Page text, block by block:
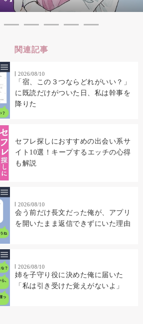
関連記事
2026/08/10
「宿、この３つならどれがいい？」
に既読だけがついた日、私は幹事を
降りた
セフレ探しにおすすめの出会い系サ
イト10選！キープするエッチの心得
も解説
2026/08/10
会う前だけ長文だった俺が、アプリ
を開いたまま返信できずにいた理由
2026/08/10
姉を子守り役に決めた俺に届いた
「私は引き受けた覚えがないよ」